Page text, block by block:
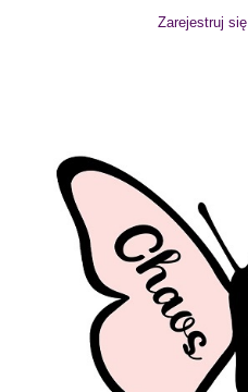
Zarejestruj się